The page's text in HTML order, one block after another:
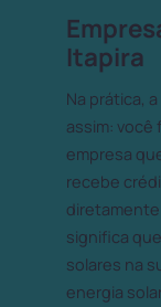
Itapira
Na prática,
assim: você
empresa
recebe
diretamente
significa
solares na
energia